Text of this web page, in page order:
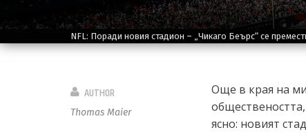
NFL: Поради новия стадион – „Чикаго Беърс“ се
Още в края на
ясно: новият
AUTHOR
Thomas Maier